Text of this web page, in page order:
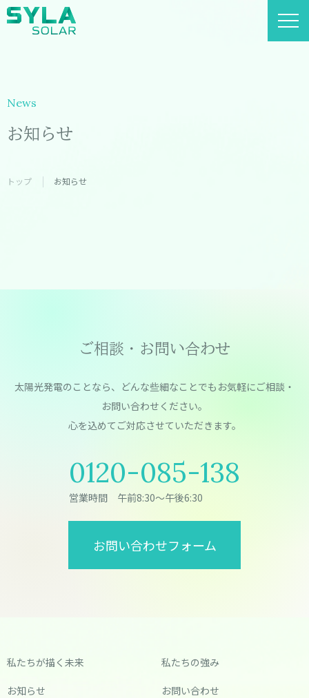
News
お知らせ
トップ お知らせ
ご相談・お問い合わせ
太陽光発電のことなら、どんな些細なことでもお気軽にご相談・
お問い合わせください。
⼼を込めてご対応させていただきます。
0120-085-138
営業時間 午前8:30～午後6:30
お問い合わせフォーム
私たちが描く未来
お知らせ
私たちの強み
お問い合わせ